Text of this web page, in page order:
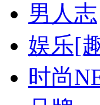
男人志
娱乐[
时尚